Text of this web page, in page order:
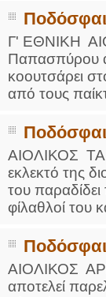
Γ' ΕΘΝΙΚΗ
Παπασπύρου
κοουτσάρει
από τους
ΑΙΟΛΙΚΟΣ ΤΑ
εκλεκτό της
του παραδίδει
φίλαθλοί του
ΑΙΟΛΙΚΟΣ
αποτελεί